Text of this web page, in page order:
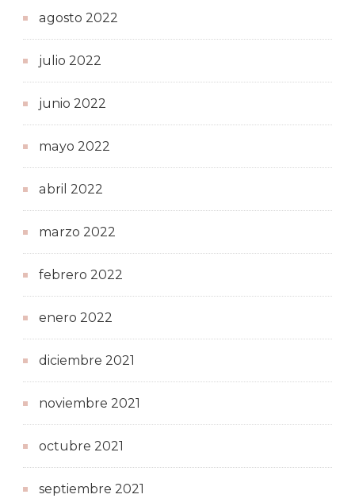
agosto 2022
julio 2022
junio 2022
mayo 2022
abril 2022
marzo 2022
febrero 2022
enero 2022
diciembre 2021
noviembre 2021
octubre 2021
septiembre 2021